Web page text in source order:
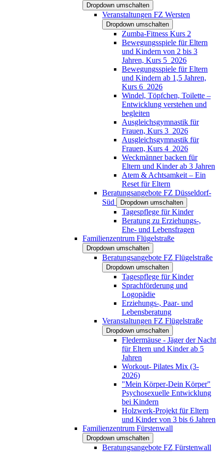
Dropdown umschalten
Veranstaltungen FZ Wersten
Dropdown umschalten
Zumba-Fitness Kurs 2
Bewegungsspiele für Eltern
und Kindern von 2 bis 3
Jahren, Kurs 5_2026
Bewegungsspiele für Eltern
und Kindern ab 1,5 Jahren,
Kurs 6_2026
Windel, Töpfchen, Toilette –
Entwicklung verstehen und
begleiten
Ausgleichsgymnastik für
Frauen, Kurs 3_2026
Ausgleichsgymnastik für
Frauen, Kurs 4_2026
Weckmänner backen für
Eltern und Kinder ab 3 Jahren
Atem & Achtsamkeit – Ein
Reset für Eltern
Beratungsangebote FZ Düsseldorf-
Süd
Dropdown umschalten
Tagespflege für Kinder
Beratung zu Erziehungs-,
Ehe- und Lebensfragen
Familienzentrum Flügelstraße
Dropdown umschalten
Beratungsangebote FZ Flügelstraße
Dropdown umschalten
Tagespflege für Kinder
Sprachförderung und
Logopädie
Erziehungs-, Paar- und
Lebensberatung
Veranstaltungen FZ Flügelstraße
Dropdown umschalten
Fledermäuse - Jäger der Nacht
für Eltern und Kinder ab 5
Jahren
Workout- Pilates Mix (3-
2026)
"Mein Körper-Dein Körper"
Psychosexuelle Entwicklung
bei Kindern
Holzwerk-Projekt für Eltern
und Kinder von 3 bis 6 Jahren
Familienzentrum Fürstenwall
Dropdown umschalten
Beratungsangebote FZ Fürstenwall